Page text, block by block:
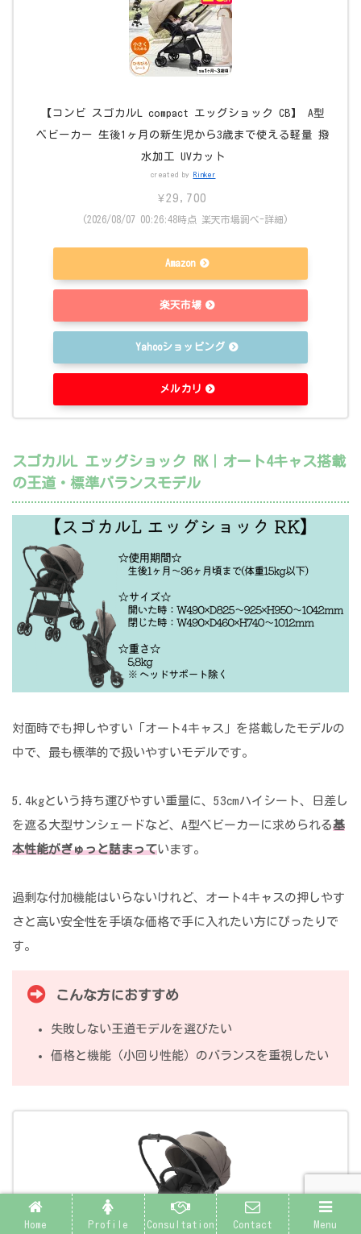
【コンビ スゴカルL compact エッグショック CB】 A型
ベビーカー 生後1ヶ月の新生児から3歳まで使える軽量 撥
水加工 UVカット
created by Rinker
¥29,700
(2026/08/07 00:26:48時点 楽天市場調べ-詳細)
Amazon
楽天市場
Yahooショッピング
メルカリ
スゴカルL エッグショック RK｜オート4キャス搭載
の王道・標準バランスモデル
対面時でも押しやすい「オート4キャス」を搭載したモデルの
中で、最も標準的で扱いやすいモデルです。
5.4kgという持ち運びやすい重量に、53cmハイシート、日差し
を遮る大型サンシェードなど、A型ベビーカーに求められる基
本性能がぎゅっと詰まっています。
過剰な付加機能はいらないけれど、オート4キャスの押しやす
さと高い安全性を手頃な価格で手に入れたい方にぴったりで
す。
こんな方におすすめ
失敗しない王道モデルを選びたい
価格と機能（小回り性能）のバランスを重視したい
Home Profile Consultation Contact Menu